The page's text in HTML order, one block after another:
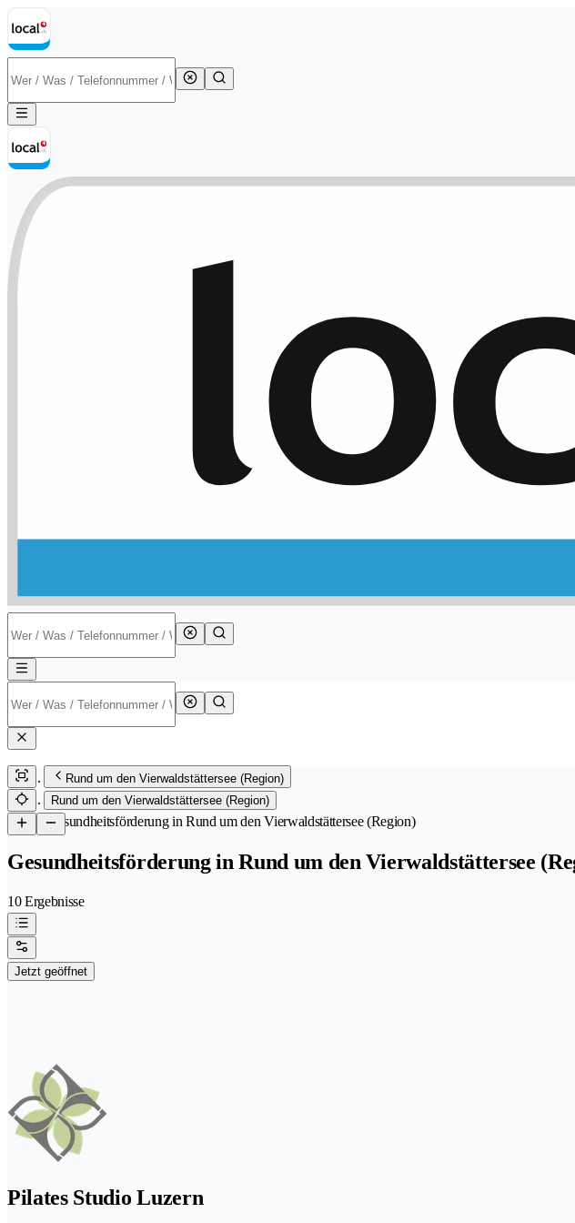
Rund um den Vierwaldstättersee (Region)
Rund um den Vierwaldstättersee (Region)
/Gesundheitsförderung in Rund um den Vierwaldstättersee (Region)
Gesundheitsförderung in Rund um den Vierwaldstättersee
10 Ergebnisse
Jetzt geöffnet
Pilates Studio Luzern